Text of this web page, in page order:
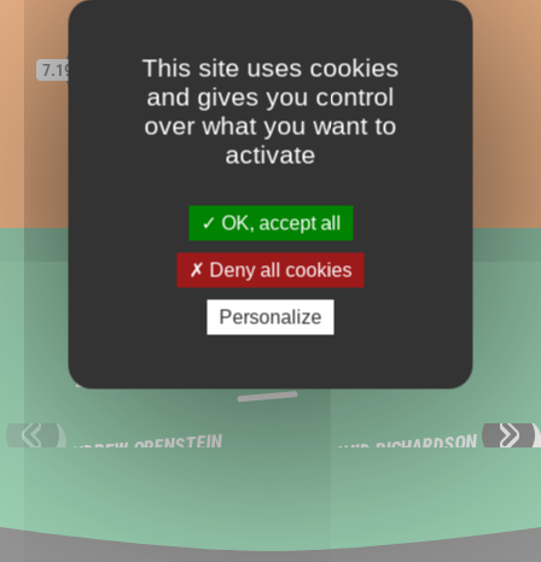
This site uses cookies
and gives you control
over what you want to
activate
OK, accept all
Deny all cookies
Personalize
7.19 « UN VENDEUR EST NÉ »
ANDREW ORENSTEIN DAVID RICHARDSON
Slide précédente